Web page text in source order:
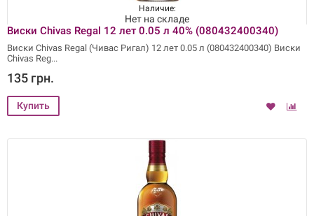
Наличие:
Нет на складе
Виски Chivas Regal 12 лет 0.05 л 40% (080432400340)
Виски Chivas Regal (Чивас Ригал) 12 лет 0.05 л (080432400340) Виски
Chivas Reg
135 грн.